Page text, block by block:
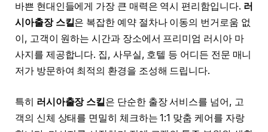
바쁜 현대인들에게 가장 큰 매력은 역시 편리함입니다. 러
시아출장 스킬은 복잡한 예약 절차나 이동의 번거로움 없
이, 고객이 원하는 시간과 장소에서 프리미엄 러시아 마
사지를 제공합니다. 집, 사무실, 호텔 등 어디든 전문 매니
저가 방문하여 최적의 환경을 조성해 드립니다.
특히 러시아출장 스킬은 단순한 출장 서비스를 넘어, 고
객의 신체 상태를 면밀히 체크하는 1:1 맞춤 케어를 자랑